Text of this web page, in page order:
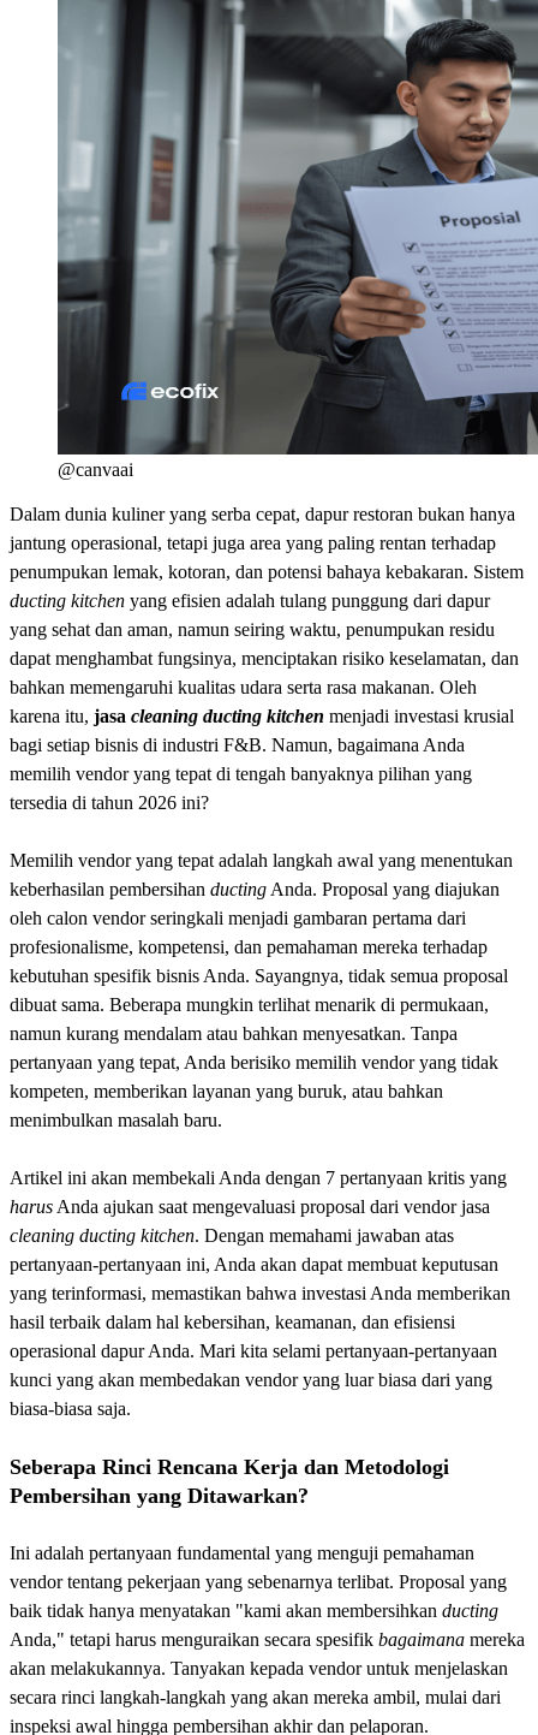
@canvaai
Dalam dunia kuliner yang serba cepat, dapur restoran bukan hanya
jantung operasional, tetapi juga area yang paling rentan terhadap
penumpukan lemak, kotoran, dan potensi bahaya kebakaran. Sistem
ducting kitchen yang efisien adalah tulang punggung dari dapur
yang sehat dan aman, namun seiring waktu, penumpukan residu
dapat menghambat fungsinya, menciptakan risiko keselamatan, dan
bahkan memengaruhi kualitas udara serta rasa makanan. Oleh
karena itu, jasa cleaning ducting kitchen menjadi investasi krusial
bagi setiap bisnis di industri F&B. Namun, bagaimana Anda
memilih vendor yang tepat di tengah banyaknya pilihan yang
tersedia di tahun 2026 ini?
Memilih vendor yang tepat adalah langkah awal yang menentukan
keberhasilan pembersihan ducting Anda. Proposal yang diajukan
oleh calon vendor seringkali menjadi gambaran pertama dari
profesionalisme, kompetensi, dan pemahaman mereka terhadap
kebutuhan spesifik bisnis Anda. Sayangnya, tidak semua proposal
dibuat sama. Beberapa mungkin terlihat menarik di permukaan,
namun kurang mendalam atau bahkan menyesatkan. Tanpa
pertanyaan yang tepat, Anda berisiko memilih vendor yang tidak
kompeten, memberikan layanan yang buruk, atau bahkan
menimbulkan masalah baru.
Artikel ini akan membekali Anda dengan 7 pertanyaan kritis yang
harus Anda ajukan saat mengevaluasi proposal dari vendor jasa
cleaning ducting kitchen. Dengan memahami jawaban atas
pertanyaan-pertanyaan ini, Anda akan dapat membuat keputusan
yang terinformasi, memastikan bahwa investasi Anda memberikan
hasil terbaik dalam hal kebersihan, keamanan, dan efisiensi
operasional dapur Anda. Mari kita selami pertanyaan-pertanyaan
kunci yang akan membedakan vendor yang luar biasa dari yang
biasa-biasa saja.
Seberapa Rinci Rencana Kerja dan Metodologi
Pembersihan yang Ditawarkan?
Ini adalah pertanyaan fundamental yang menguji pemahaman
vendor tentang pekerjaan yang sebenarnya terlibat. Proposal yang
baik tidak hanya menyatakan "kami akan membersihkan ducting
Anda," tetapi harus menguraikan secara spesifik bagaimana mereka
akan melakukannya. Tanyakan kepada vendor untuk menjelaskan
secara rinci langkah-langkah yang akan mereka ambil, mulai dari
inspeksi awal hingga pembersihan akhir dan pelaporan.